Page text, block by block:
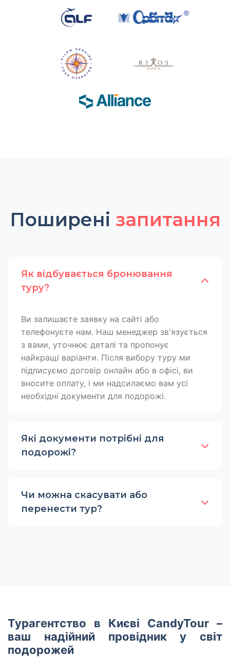
Поширені запитання
Як відбувається бронювання
туру?
Ви залишаєте заявку на сайті або
телефонуєте нам. Наш менеджер зв'язується
з вами, уточнює деталі та пропонує
найкращі варіанти. Після вибору туру ми
підписуємо договір онлайн або в офісі, ви
вносите оплату, і ми надсилаємо вам усі
необхідні документи для подорожі.
Які документи потрібні для
подорожі?
Чи можна скасувати або
перенести тур?
Турагентство в Києві CandyTour –
ваш надійний провідник у світ
подорожей